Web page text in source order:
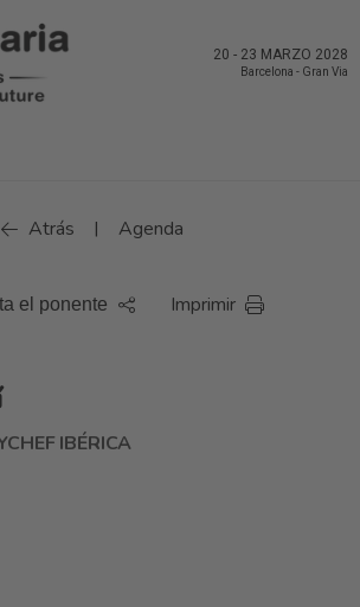
20 - 23 MARZO 2028
Barcelona - Gran Via
Atrás | Agenda
el ponente Imprimir
IBÉRICA